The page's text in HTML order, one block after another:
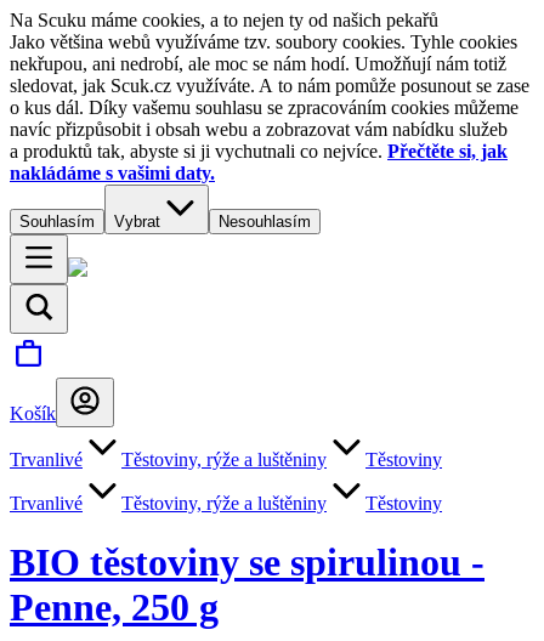
Na Scuku máme cookies, a to nejen ty od našich pekařů
Jako většina webů využíváme tzv. soubory cookies. Tyhle cookies
nekřupou, ani nedrobí, ale moc se nám hodí. Umožňují nám totiž
sledovat, jak Scuk.cz využíváte. A to nám pomůže posunout se zase
o kus dál. Díky vašemu souhlasu se zpracováním cookies můžeme
navíc přizpůsobit i obsah webu a zobrazovat vám nabídku služeb
a produktů tak, abyste si ji vychutnali co nejvíce. Přečtěte si, jak
nakládáme s vašimi daty.
Souhlasím Vybrat Nesouhlasím
Košík
Trvanlivé Těstoviny, rýže a luštěniny Těstoviny
Trvanlivé Těstoviny, rýže a luštěniny Těstoviny
BIO těstoviny se spirulinou -
Penne, 250 g